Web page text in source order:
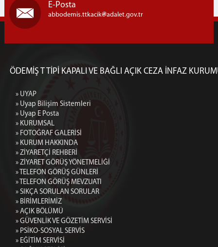
E-Posta
abbodemis.ttkacik adalet.gov.tr
ÖDEMİŞ T TİPİ KAPALI VE BAĞLI AÇIK CEZA İNFAZ
» UYAP
» Uyap Bilişim Sistemleri
» Uyap E Posta
» KURUMSAL
» FOTOĞRAF GALERİSİ
» KURUM HAKKINDA
» ZİYARETÇİ REHBERİ
» ZİYARET GÖRÜŞ YÖNETMELİĞİ
» TELEFON GÖRÜŞ GÜNLERİ
» TELEFON GÖRÜŞ MEVZUATI
» SIKÇA SORULAN SORULAR
» BİRİMLERİMİZ
» AÇIK BÖLÜMÜ
» GÜVENLİK VE GÖZETİM SERVİSİ
» PSİKO-SOSYAL SERVİS
» EĞİTİM SERVİSİ